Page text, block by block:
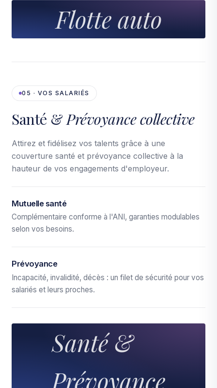
Flotte auto
05 · VOS SALARIÉS
Santé & Prévoyance collective
Attirez et fidélisez vos talents grâce à une
couverture santé et prévoyance collective à la
hauteur de vos engagements d'employeur.
Mutuelle santé
Complémentaire conforme à l'ANI, garanties modulables
selon vos besoins.
Prévoyance
Incapacité, invalidité, décès : un filet de sécurité pour vos
salariés et leurs proches.
Santé &
Prévoyance